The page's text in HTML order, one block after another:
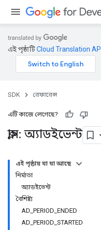
এই পৃষ্ঠাটিCloud Translation API
SDK রেফারেন্স
এটি কাজে লেগেছে?
ক্লাস: অ্যাডইভেন্ট
এই পৃষ্ঠায় যা যা আছে
নির্মাতা
অ্যাডইভেন্ট
বৈশিষ্ট্য
AD_PERIOD_ENDED
AD_PERIOD_STARTED